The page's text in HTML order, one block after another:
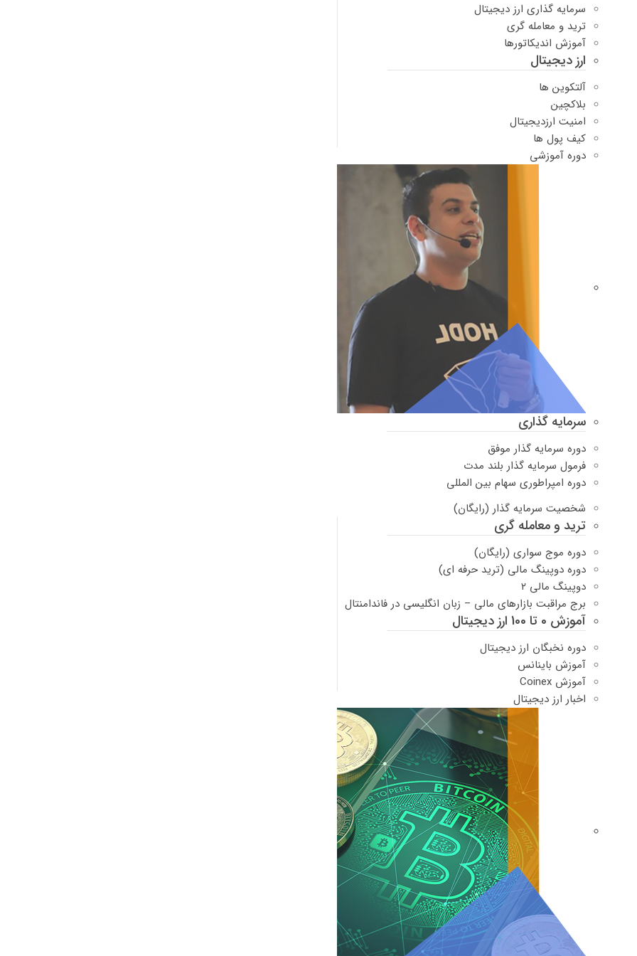
سرمایه گذاری ارز دیجیتال
ترید و معامله گری
آموزش اندیکاتورها
ارز دیجیتال
آلتکوین ها
بلاکچین
امنیت ارزدیجیتال
کیف پول ها
دوره‌ آموزشی
سرمایه گذاری
دوره سرمایه گذار موفق
فرمول سرمایه گذار بلند مدت
دوره امپراطوری سهام بین المللی
شخصیت سرمایه گذار (رایگان)
ترید و معامله گری
دوره موج سواری (رایگان)
دوره دوپینگ مالی (ترید حرفه ای)
دوپینگ مالی ۲
برج مراقبت بازارهای مالی – زبان انگلیسی در فاندامنتال
آموزش 0 تا 100 ارز دیجیتال
دوره نخبگان ارز دیجیتال
آموزش باینانس
آموزش Coinex
اخبار ارز دیجیتال